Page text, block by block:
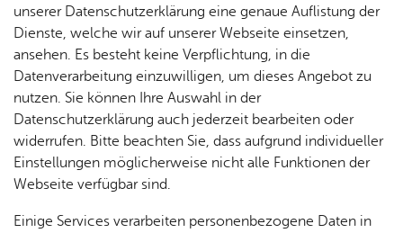
Alle Ver­an­stal­tun­gen in ganz Fried­richs­ha­fen fin­
den Sie jetzt noch über­sicht­li­cher unter
ka­len­der.​fri​edri​chsh​afen.​de.
Erweiterte Suche
unserer Datenschutzerklärung eine genaue Auflistung der
Dienste, welche wir auf unserer Webseite einsetzen,
ansehen. Es besteht keine Verpflichtung, in die
Datenverarbeitung einzuwilligen, um dieses Angebot zu
nutzen. Sie können Ihre Auswahl in der
Datenschutzerklärung auch jederzeit bearbeiten oder
widerrufen. Bitte beachten Sie, dass aufgrund individueller
Einstellungen möglicherweise nicht alle Funktionen der
Webseite verfügbar sind.
Einige Services verarbeiten personenbezogene Daten in